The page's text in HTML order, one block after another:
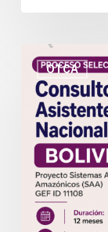
OTCA
OTCA
abre
convocatoria
para
Consultor/a
Asistente
Técnico
Nacional
del
Proyecto
SAA